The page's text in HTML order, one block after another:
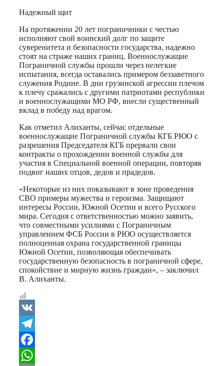
Надежный щит
На протяжении 20 лет пограничники с честью
исполняют свой воинский долг по защите
суверенитета и безопасности государства, надежно
стоят на страже наших границ. Военнослужащие
Пограничной службы прошли через нелегкие
испытания, всегда оставались примером беззаветного
служения Родине. В дни грузинской агрессии плечом
к плечу сражались с другими патриотами республики
и военнослужащими МО РФ, внесли существенный
вклад в победу над врагом.
Как отметил Алиханты, сейчас отдельные
военнослужащие Пограничной службы КГБ РЮО с
разрешения Председателя КГБ прервали свои
контракты о прохождении военной службы для
участия в Специальной военной операции, повторяя
подвиг наших отцов, дедов и прадедов.
«Некоторые из них показывают в зоне проведения
СВО примеры мужества и героизма. Защищают
интересы России, Южной Осетии и всего Русского
мира. Сегодня с ответственностью можно заявить,
что совместными усилиями с Пограничным
управлением ФСБ России в РЮО осуществляется
полноценная охрана государственной границы
Южной Осетии, позволяющая обеспечивать
государственную безопасность в пограничной сфере,
спокойствие и мирную жизнь граждан», – заключил
В. Алиханты.
VK
Telegram
Facebook